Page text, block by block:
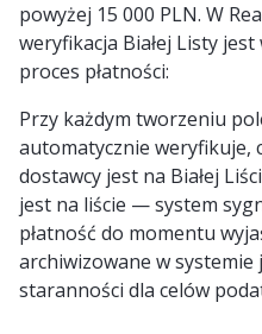
powyżej 15 000 PLN. W
weryfikacja Białej Listy
proces płatności:
Przy każdym tworzeniu
automatycznie weryfikuje,
dostawcy jest na Białej
jest na liście — system
płatność do momentu
archiwizowane w
staranności dla celów